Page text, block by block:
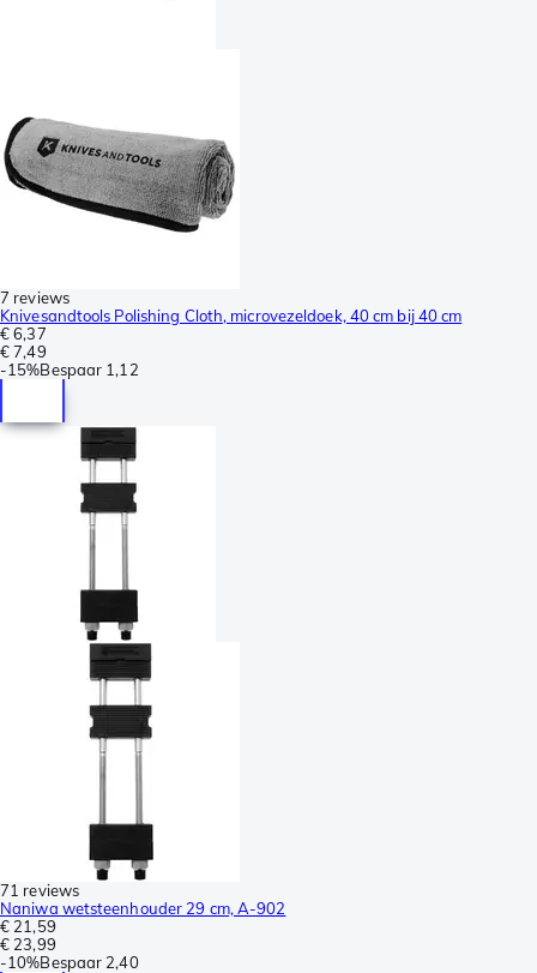
7 reviews
Knivesandtools Polishing Cloth, microvezeldoek, 40 cm bij 40 cm
€ 6,37
€ 7,49
-15%Bespaar 1,12
71 reviews
Naniwa wetsteenhouder 29 cm, A-902
€ 21,59
€ 23,99
-10%Bespaar 2,40